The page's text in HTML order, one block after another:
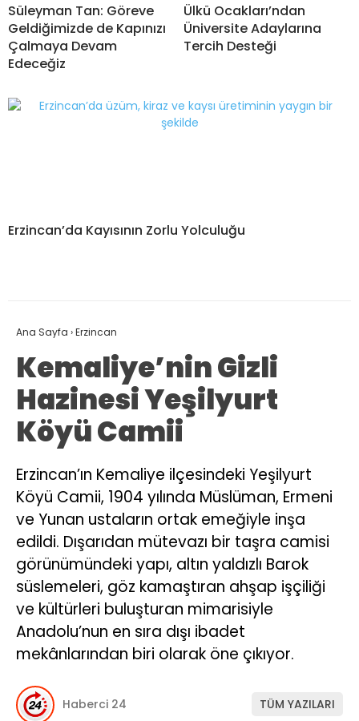
Süleyman Tan: Göreve
Geldiğimizde de Kapınızı
Çalmaya Devam
Edeceğiz
Ülkü Ocakları’ndan
Üniversite Adaylarına
Tercih Desteği
Erzincan’da Kayısının Zorlu Yolculuğu
Ana Sayfa ›Erzincan
Kemaliye’nin Gizli
Hazinesi Yeşilyurt
Köyü Camii
Erzincan’ın Kemaliye ilçesindeki Yeşilyurt
Köyü Camii, 1904 yılında Müslüman, Ermeni
ve Yunan ustaların ortak emeğiyle inşa
edildi. Dışarıdan mütevazı bir taşra camisi
görünümündeki yapı, altın yaldızlı Barok
süslemeleri, göz kamaştıran ahşap işçiliği
ve kültürleri buluşturan mimarisiyle
Anadolu’nun en sıra dışı ibadet
mekânlarından biri olarak öne çıkıyor.
Haberci 24 TÜM YAZILARI